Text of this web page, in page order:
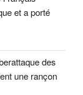
et a porté
des
une rançon